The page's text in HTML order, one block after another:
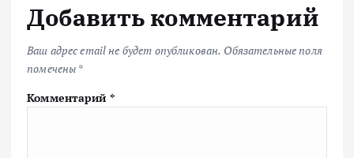
Добавить комментарий
Ваш адрес email не будет опубликован. Обязательные поля
помечены *
Комментарий *